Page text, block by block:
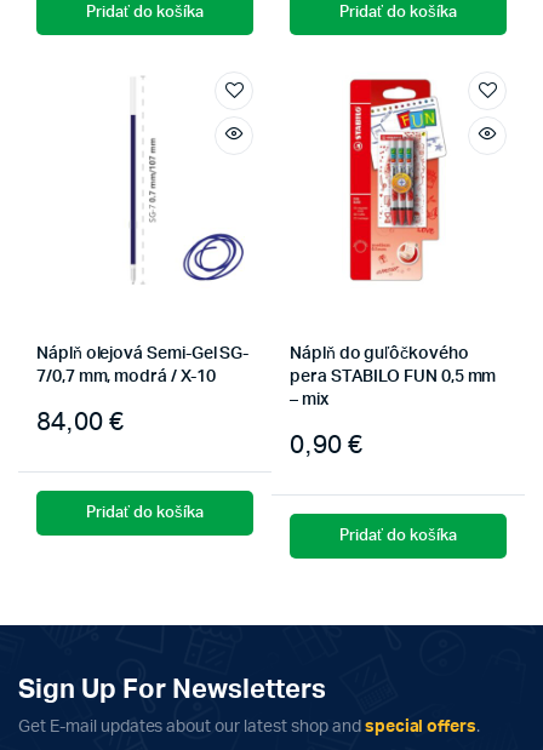
Pridať do košíka Pridať do košíka
Náplň olejová Semi-Gel SG-
7/0,7 mm, modrá / X-10
84,00€
Pridať do košíka
Náplň do guľôčkového
pera STABILO FUN 0,5 mm
– mix
0,90€
Pridať do košíka
Sign Up For Newsletters
Get E-mail updates about our latest shop and special offers.